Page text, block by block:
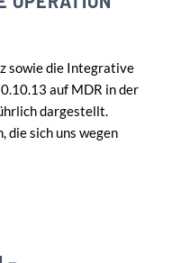
sowie die Integrative
auf MDR in der
dargestellt.
die sich uns wegen